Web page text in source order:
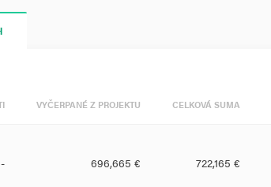
VYČERPANÉ Z PROJEKTU CELKOVÁ SUMA
- 696,665 € 722,165 €